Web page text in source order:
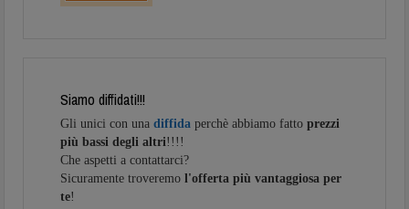
Siamo diffidati!!!
Gli unici con unadiffida perchè abbiamo fattoprezzi
più bassi degli altri!!!!
Che aspetti a contattarci?
Sicuramente troveremol'offerta più vantaggiosa per
te!